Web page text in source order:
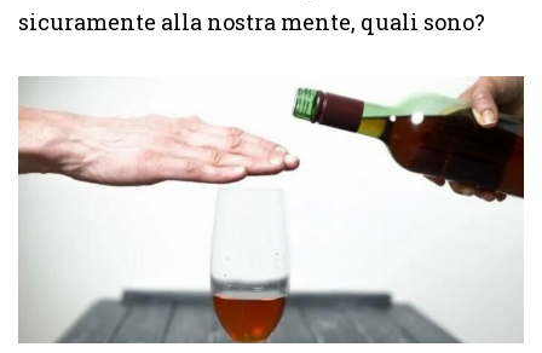
sicuramente alla nostra mente, quali sono?